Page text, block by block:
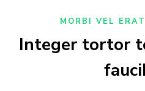
MORBI VEL
Integer tortor